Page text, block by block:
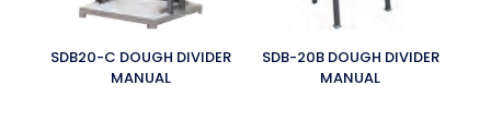
SDB20-C DOUGH DIVIDER
MANUAL
SDB-20B DOUGH DIVIDER
MANUAL